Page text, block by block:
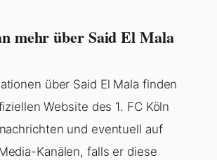
mehr über Said El Mala
über Said El Mala finden
Website des 1. FC Köln
und eventuell auf
Kanälen, falls er diese